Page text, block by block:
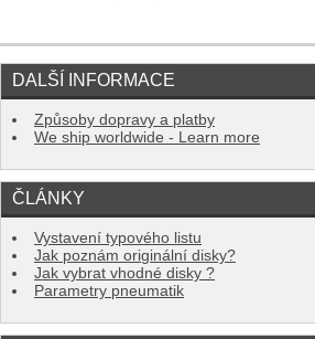
DALŠÍ INFORMACE
Způsoby dopravy a platby
We ship worldwide - Learn more
ČLÁNKY
Vystavení typového listu
Jak poznám originální disky?
Jak vybrat vhodné disky ?
Parametry pneumatik